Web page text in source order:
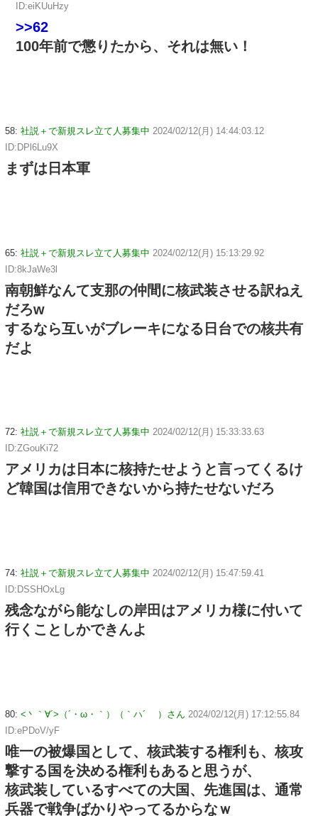
ID:eiKUuHzy
>>62
100年前で懲りたから、それは無い！
58: 社説＋で新規スレ立て人募集中 2024/02/12(月) 14:44:03.12
ID:DPl6Lu9X
まずは日本軍
65: 社説＋で新規スレ立て人募集中 2024/02/12(月) 15:13:29.92
ID:8kJaWe3l
南朝鮮なんて支那の仲間に核武装させる訳ねえ
だろw
するなら互いがブレーキになる日台での核共有
だよ
72: 社説＋で新規スレ立て人募集中 2024/02/12(月) 15:33:33.63
ID:ZGouKi72
アメリカは日本に核持たせようと言ってくるけ
ど韓国は信用できないから持たせないだろ
74: 社説＋で新規スレ立て人募集中 2024/02/12(月) 15:47:59.41
ID:DSSHOxLg
残念ながら能なしの岸田はアメリカ様に付いて
行くことしかできんよ
80: <丶｀∀´>（´・ω・｀）（｀ハ´ ）さん 2024/02/12(月) 17:12:55.84
ID:ePDoV/yF
唯一の被爆国として、核武装する権利も、核攻
撃する国を決める権利もあると思うが、
核武装しているすべての大国、先進国は、通常
兵器で戦争ばかりやってるからなｗ